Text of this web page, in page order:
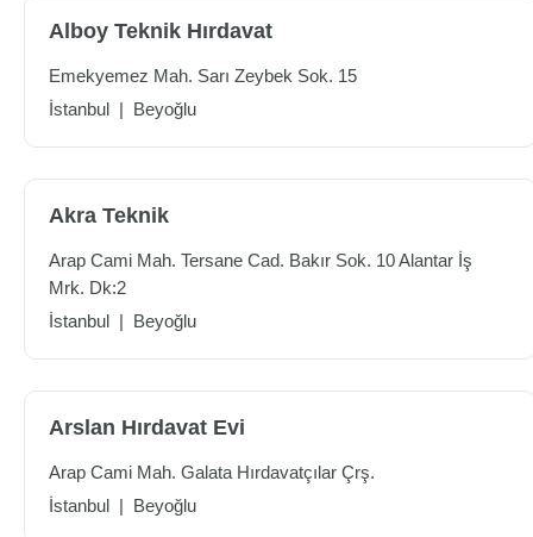
Alboy Teknik Hırdavat
Emekyemez Mah. Sarı Zeybek Sok. 15
İstanbul | Beyoğlu
Akra Teknik
Arap Cami Mah. Tersane Cad. Bakır Sok. 10 Alantar İş
Mrk. Dk:2
İstanbul | Beyoğlu
Arslan Hırdavat Evi
Arap Cami Mah. Galata Hırdavatçılar Çrş.
İstanbul | Beyoğlu